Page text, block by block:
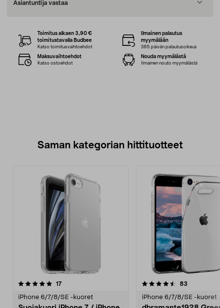
Asiantuntija vastaa
Toimitus alkaen 3,90 €
toimitustavalla Budbee
Katso toimitusvaihtoehdot
Ilmainen palautus
myymälään
365 päivän palautusoikeus
Maksuvaihtoehdot
Katso ostoehdot
Nouda myymälästä
Ilmainen nouto myymälästä
Saman kategorian hittituotteet
17arvostelut
iPhone 6/7/8/SE -kuoret
4.5 viidestä
83
iPhone 6/7/8/SE -kuoret
4.5 viidestä